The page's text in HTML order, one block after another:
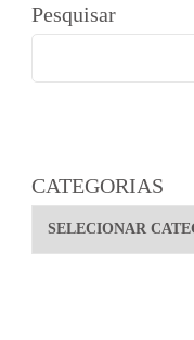
Pesquisar
CATEGORIAS